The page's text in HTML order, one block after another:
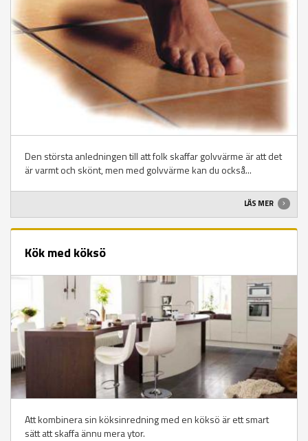
Den största anledningen till att folk skaffar golvvärme är att det
är varmt och skönt, men med golvvärme kan du också...
LÄS MER
Kök med köksö
Att kombinera sin köksinredning med en köksö är ett smart
sätt att skaffa ännu mera ytor.